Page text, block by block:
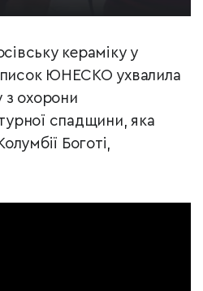
кераміку у
ЮНЕСКО ухвалила
з охорони
спадщини, яка
Боготі,